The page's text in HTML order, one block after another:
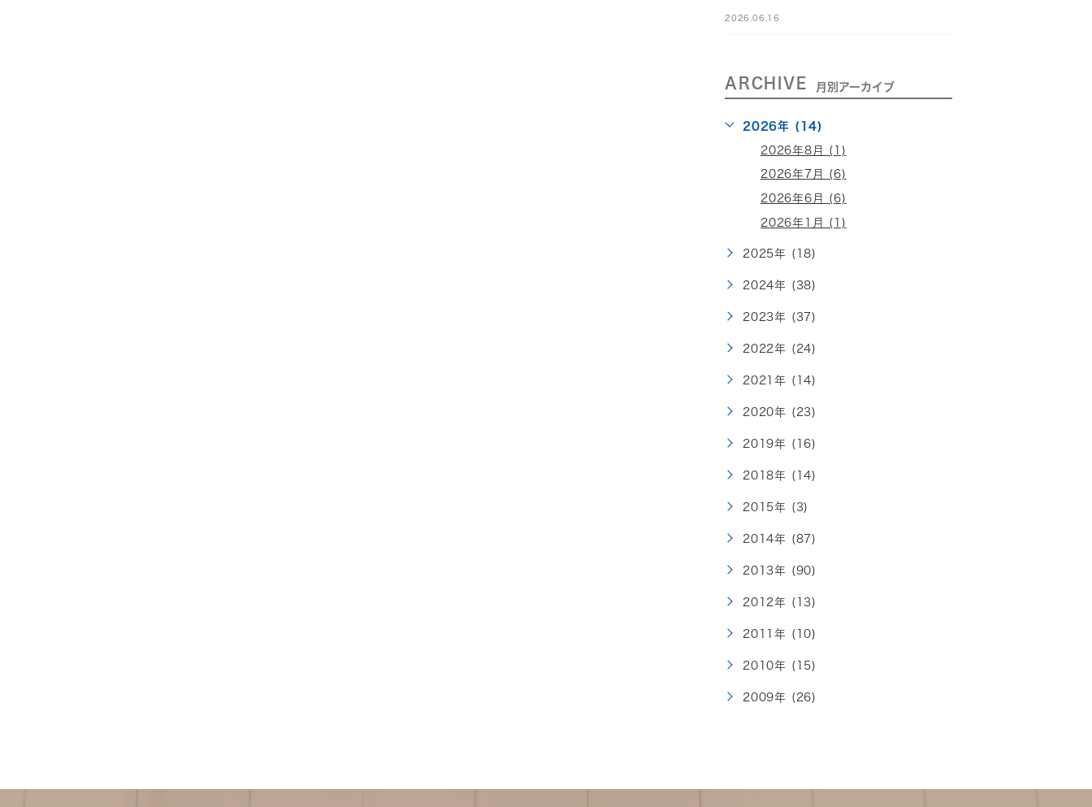
2026.06.16
ARCHIVE 月別アーカイブ
2026年 (14)
2026年8月 (1)
2026年7月 (6)
2026年6月 (6)
2026年1月 (1)
2025年 (18)
2024年 (38)
2023年 (37)
2022年 (24)
2021年 (14)
2020年 (23)
2019年 (16)
2018年 (14)
2015年 (3)
2014年 (87)
2013年 (90)
2012年 (13)
2011年 (10)
2010年 (15)
2009年 (26)